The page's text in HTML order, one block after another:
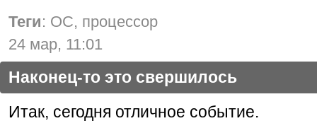
Теги: ОС, процессор
24 мар, 11:01
Наконец-то это свершилось
Итак, сегодня отличное событие.